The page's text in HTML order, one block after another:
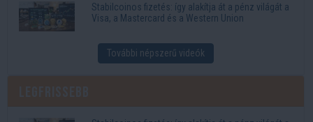
Stabilcoinos fizetés: így alakítja át a pénz világát a
Visa, a Mastercard és a Western Union
További népszerű videók